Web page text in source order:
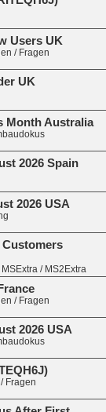
Users UK
/ Fragen
UK
Month Australia
2026 Spain
2026 USA
Customers
/ MS2Extra
/ Fragen
2026 USA
Fragen